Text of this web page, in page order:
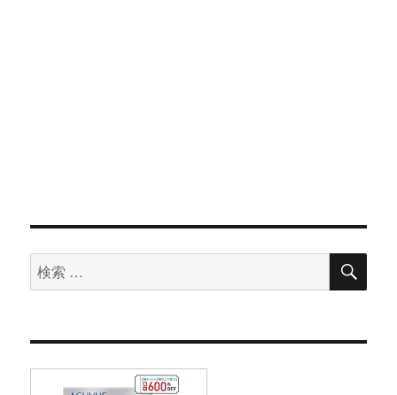
検
索
象:
検